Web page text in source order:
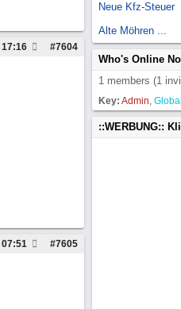
#7604
17:16
#7605
07:51
Neue Kfz-Steuer
Alte Möhren ...
Who's Online
1 members (1
Key: Admin,
::WERBUNG::